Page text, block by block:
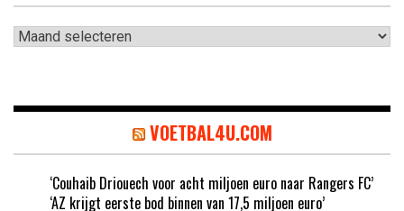
Archieven
VOETBAL4U.COM
‘Couhaib Driouech voor acht miljoen euro naar Rangers FC’
‘AZ krijgt eerste bod binnen van 17,5 miljoen euro’